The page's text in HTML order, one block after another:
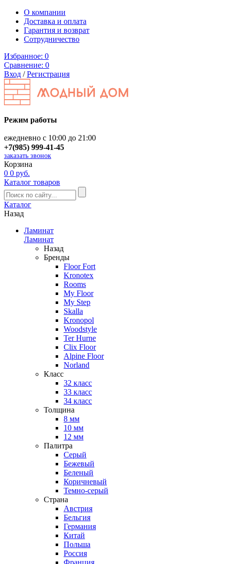
О компании
Доставка и оплата
Гарантия и возврат
Сотрудничество
Избранное: 0
Сравнение: 0
Вход /Регистрация
Режим работы
ежедневно с 10:00 до 21:00
+7(985) 999-41-45
заказать звонок
Корзина
0 0 руб.
Каталог товаров
Каталог
Назад
Ламинат
Ламинат
Назад
Бренды
Floor Fort
Kronotex
Rooms
My Floor
My Step
Skalla
Kronopol
Woodstyle
Ter Hurne
Clix Floor
Alpine Floor
Norland
Класс
32 класс
33 класс
34 класс
Толщина
8 мм
10 мм
12 мм
Палитра
Серый
Бежевый
Беленый
Коричневый
Темно-серый
Страна
Австрия
Бельгия
Германия
Китай
Польша
Россия
Франция